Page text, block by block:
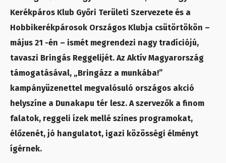
Kerékpáros Klub Győri Területi Szervezete és a
Hobbikerékpárosok Országos Klubja csütörtökön –
május 21 -én – ismét megrendezi nagy tradíciójú,
tavaszi Bringás Reggelijét. Az Aktív Magyarország
támogatásával, „Bringázz a munkába!”
kampányüzenettel megvalósuló országos akció
helyszíne a Dunakapu tér lesz. A szervezők a finom
falatok, reggeli ízek mellé színes programokat,
élőzenét, jó hangulatot, igazi közösségi élményt
ígérnek.